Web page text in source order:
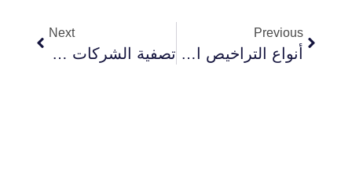
Previous
أنواع التراخيص الاستثمارية ( الترخيص التجاري /النرخيص الصناعي /الترخيص الزراعي /الترخيص الخدمي/ الترخيص العقاري/ ترخيص التعدين /ترخيص النقل )
Next
تصفية الشركات في مصر؟